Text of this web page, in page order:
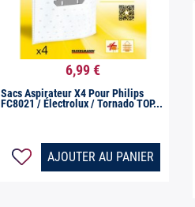
Aperçu rapide
6,99 €
Sacs Aspirateur X4 Pour Philips
FC8021 / Électrolux / Tornado TOP...
AJOUTER AU PANIER